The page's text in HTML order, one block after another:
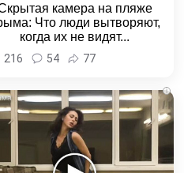
камера на пляже
Что люди вытворяют,
когда их не видят...
216 54 77
i